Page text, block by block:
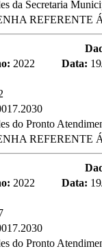
da Secretaria
2022 Data:
do Pronto
2022 Data:
do Pronto